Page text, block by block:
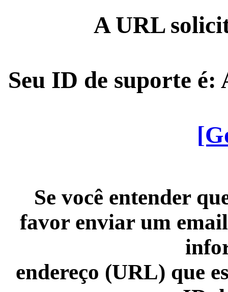
A URL
Seu ID de suporte é:
Se você entender
favor enviar um
endereço (URL) que